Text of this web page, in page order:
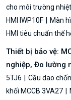
cho môi trường
HMI IWP10F
Màn
HMI tiêu chuẩn thế
Thiết bị bảo vệ:
nghiệp, Đo lường
5TJ6
Cầu dao
khối MCCB 3VA27